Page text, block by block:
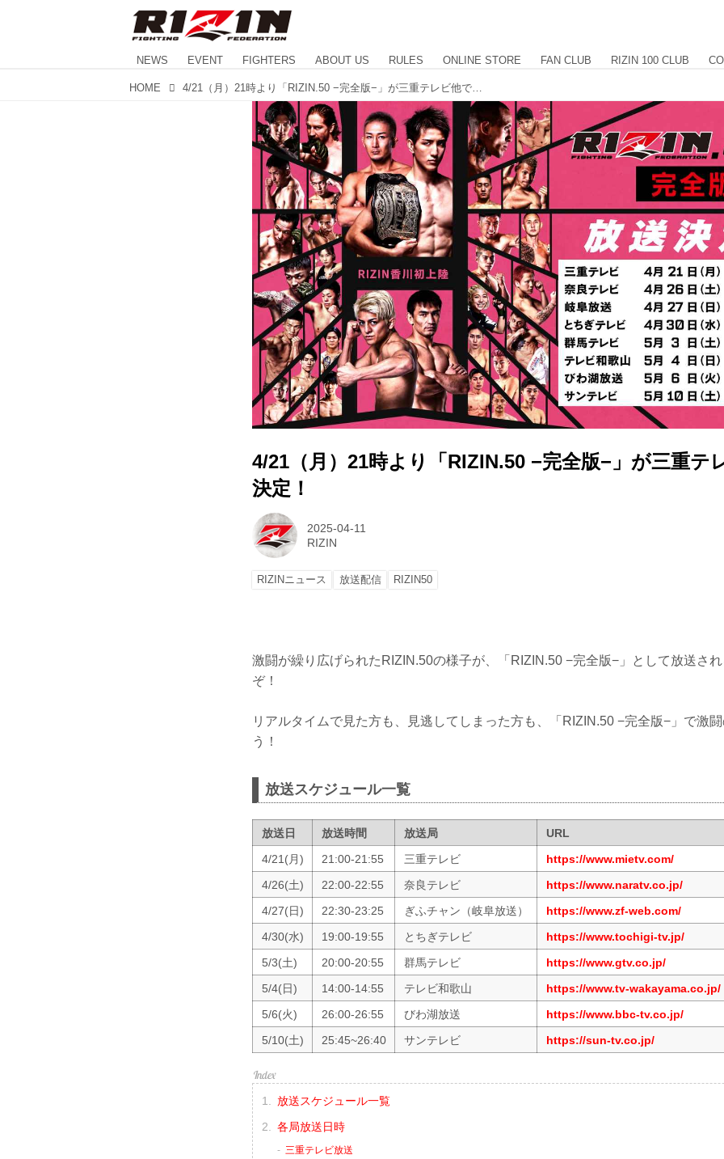
NEWS EVENT FIGHTERS ABOUT US RULES ONLINE STORE FAN CLUB RIZIN 100 CLUB
HOME
4/21（月）21時より「RIZIN.50 −完全版−」が三重テ
決定！
2025-04-11
RIZIN
RIZINニュース 放送配信 RIZIN50
激闘が繰り広げられたRIZIN.50の様子が、「RIZIN.50 −完全版−」として放送さ
ぞ！
リアルタイムで見た方も、見逃してしまった方も、「RIZIN.50 −完全版−」で激
う！
放送スケジュール一覧
放送日 放送時間 放送局
URL
4/21(月)
21:00-21:55 三重テレビ
https://www.mietv.com/
4/26(土)
22:00-22:55 奈良テレビ
https://www.naratv.co.jp/
4/27(日)
22:30-23:25 ぎふチャン（岐阜放送）
https://www.zf-web.com/
4/30(水)
19:00-19:55 とちぎテレビ
https://www.tochigi-tv.jp/
5/3(土)
20:00-20:55 群馬テレビ
https://www.gtv.co.jp/
5/4(日)
14:00-14:55 テレビ和歌山
https://www.tv-wakayama.co.jp/
5/6(火)
26:00-26:55 びわ湖放送
https://www.bbc-tv.co.jp/
5/10(土)
25:45~26:40 サンテレビ https://sun-tv.co.jp/
放送スケジュール一覧
各局放送日時
三重テレビ放送